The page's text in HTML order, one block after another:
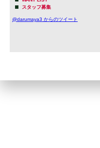
スタッフ募集
@darumaya3 からのツイート